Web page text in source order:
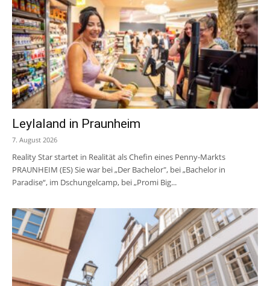
Leylaland in Praunheim
7. August 2026
Reality Star startet in Realität als Chefin eines Penny-Markts
PRAUNHEIM (ES) Sie war bei „Der Bachelor", bei „Bachelor in
Paradise“, im Dschungelcamp, bei „Promi Big...